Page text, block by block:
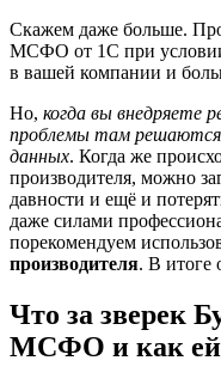
Скажем даже больше.
МСФО от 1С при условии
в вашей компании и
Но, когда вы внедряете
проблемы там
данных. Когда же
производителя, можно
давности и ещё и
даже силами
порекомендуем
производителя. В итоге
Что за зверек
МСФО и как ей